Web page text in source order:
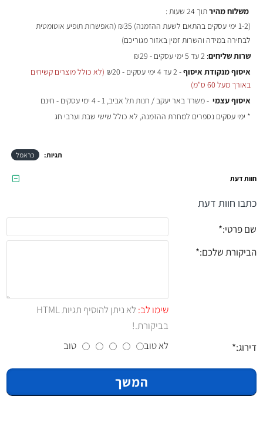
משלוח מהירתוך 24 שעות :
(1-2 ימי עסקים בהתאם לשעת ההזמנה)
₪35 (האפשרות תופיע אוטומטית
לבחירה במידה והשרות זמין באזור מגוריכם)
שרות שליחים: 2 עד 5 ימי עסקים - ₪29
איסוף מנקודת איסוף- 2 עד 4 ימי עסקים - ₪20
(לא כולל מוצרים קשיחים
באורך מעל 60 ס"מ)
איסוף עצמי - משרד באר יעקב / חנות תל אביב, 1 - 4 ימי עסקים - חינם
* ימי עסקים נספרים למחרת ההזמנה, לא כולל שישי שבת וערבי חג
תגיות: כראמל
חוות דעת
כתבו חוות דעת
שם פרטי:
הביקורת שלכם:
שימו לב:
לא ניתן להוסיף תגיות HTML
בביקורת.!
דירוג:
לא טוב טוב
המשך